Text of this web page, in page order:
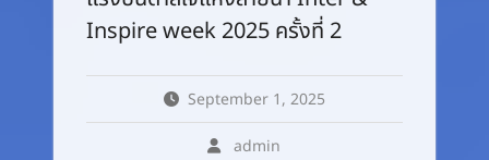
Inspire week 2025 ครั้งที่ 2
September 1, 2025
admin